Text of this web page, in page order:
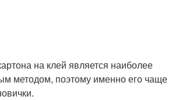
на клей является наиболее
методом, поэтому именно его чаще